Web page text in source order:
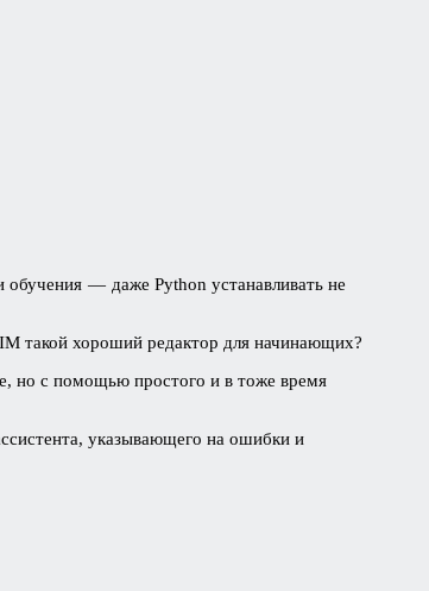
— даже Python устанавливать не
такой хороший редактор для начинающих?
но с помощью простого и в тоже время
указывающего на ошибки и